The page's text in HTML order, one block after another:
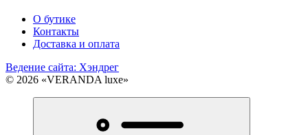
О бутике
Контакты
Доставка и оплата
Ведение сайта: Хэндрег
© 2026 «VERANDA luxe»